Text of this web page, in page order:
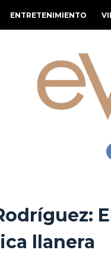
ENTRETENIMIENTO
llanera